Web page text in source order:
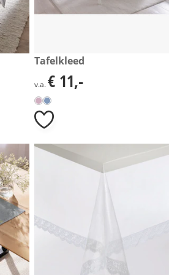
€ 11,-
Tafelkleed
€ 11,-
v.a.€ 11,-